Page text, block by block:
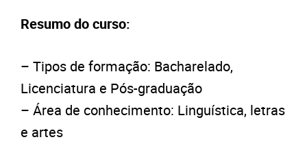
Resumo do curso:
– Tipos de formação: Bacharelado,
Licenciatura e Pós-graduação
– Área de conhecimento: Linguística, letras
e artes